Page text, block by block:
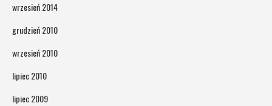
wrzesień 2014
grudzień 2010
wrzesień 2010
lipiec 2010
lipiec 2009